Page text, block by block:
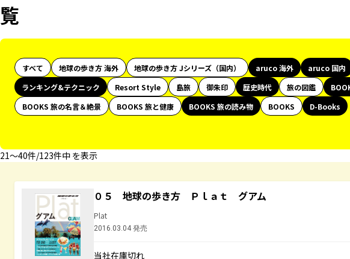
覧
すべて 地球の歩き方 海外 地球の歩き方 Jシリーズ（国内） aruco 海外 aruco 国内
ランキング&テクニック
Resort Style 島旅 御朱印 歴史時代 旅の図鑑
BOOKS 旅の名言＆絶景
BOOKS 旅と健康 BOOKS 旅の読み物 BOOKS
D-Books
21〜40件/123件中 を表示
０５ 地球の歩き方 Ｐｌａｔ グアム
Plat
2016.03.04 発売
当社在庫切れ